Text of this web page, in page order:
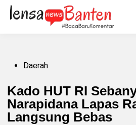
Skip
content
PostedDaerah
Kado HUT RI
Narapidana Lapas
Langsung Bebas